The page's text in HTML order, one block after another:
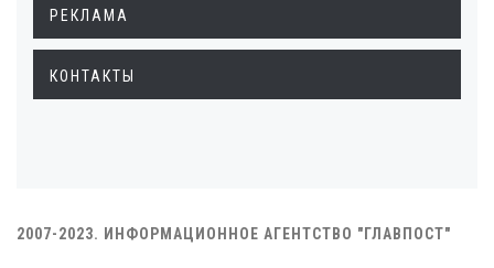
РЕКЛАМА
КОНТАКТЫ
2007-2023. ИНФОРМАЦИОННОЕ АГЕНТСТВО "ГЛАВПОСТ"